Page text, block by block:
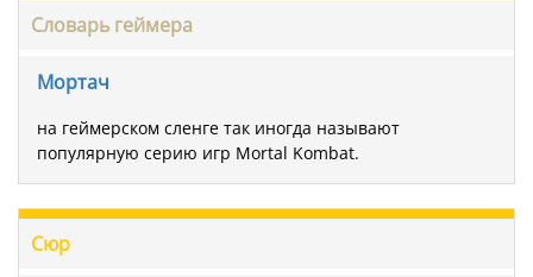
Словарь геймера
Мортач
на геймерском сленге так иногда называют
популярную серию игр Mortal Kombat.
Сюр